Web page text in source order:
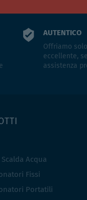
AUTENTICO
Offriamo
eccellente,
assistenza
Acqua
Fissi
Portatili